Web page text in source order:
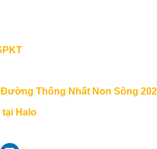
Thống Nhất Non Sông
Halo